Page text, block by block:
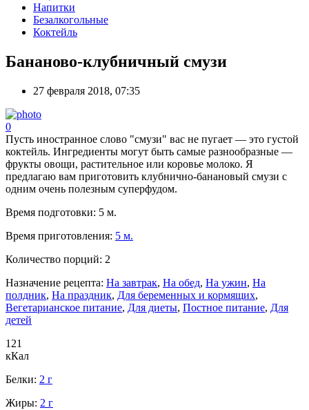
Напитки
Безалкогольные
Коктейль
Бананово-клубничный смузи
27 февраля 2018, 07:35
0
Пусть иностранное слово "смузи" вас не пугает — это густой
коктейль. Ингредиенты могут быть самые разнообразные —
фрукты овощи, растительное или коровье молоко. Я
предлагаю вам приготовить клубнично-банановый смузи с
одним очень полезным суперфудом.
Время подготовки: 5 м.
Время приготовления: 5 м.
Количество порций: 2
Назначение рецепта: На завтрак, На обед, На ужин, На
полдник, На праздник, Для беременных и кормящих,
Вегетарианское питание, Для диеты, Постное питание, Для
детей
121
кКал
Белки: 2 г
Жиры: 2 г